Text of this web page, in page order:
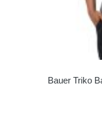
Bauer Triko